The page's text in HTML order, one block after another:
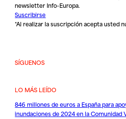
newsletter Info-Europa.
Suscribirse
*Al realizar la suscripción acepta usted
SÍGUENOS
LO MÁS LEÍDO
846 millones de euros a España para
inundaciones de 2024 en la Comunidad